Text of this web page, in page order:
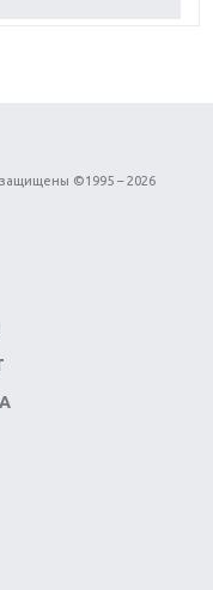
эволюции
Spider-Man и
Америки
Microsoft и
©1995 – 2026